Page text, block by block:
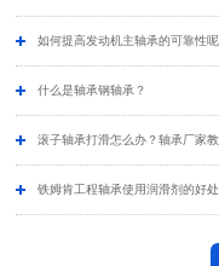
如何提高发动机主轴承的可靠性呢
什么是轴承钢轴承？
滚子轴承打滑怎么办？轴承厂家
铁姆肯工程轴承使用润滑剂的好